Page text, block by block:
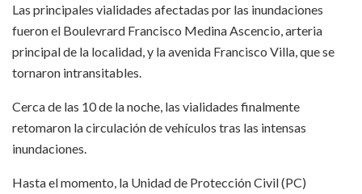
Las principales vialidades afectadas por las inundaciones
fueron el Boulevrard Francisco Medina Ascencio, arteria
principal de la localidad, y la avenida Francisco Villa, que se
tornaron intransitables.
Cerca de las 10 de la noche, las vialidades finalmente
retomaron la circulación de vehículos tras las intensas
inundaciones.
Hasta el momento, la Unidad de Protección Civil (PC)